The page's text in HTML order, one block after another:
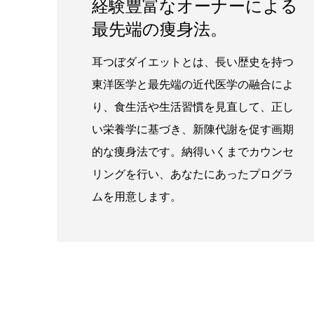
経験豊富なオーナーによる
最先端の痩身法。
耳つぼダイエットとは、長い歴史を持つ
東洋医学と最先端の近代医学の融合によ
り、食生活や生活習慣を見直して、正し
い栄養学に基づき、新陳代謝を促す画期
的な痩身法です。納得いくまでカウンセ
リングを行い、あなたにあったプログラ
ムを用意します。